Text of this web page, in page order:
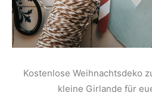
Kostenlose Weihnachtsdeko
kleine Girlande für